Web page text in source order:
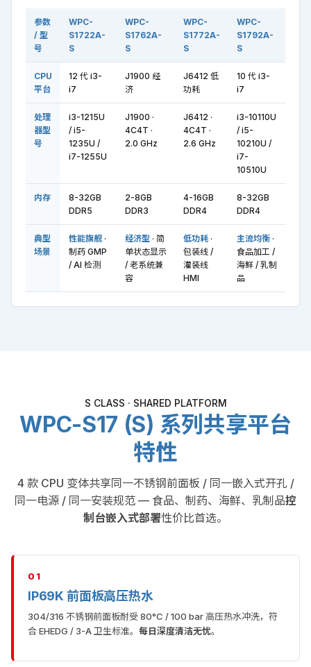
参数
/ 型
号
WPC-
S1722A-
S
WPC-
S1762A-
S
WPC-
S1772A-
S
WPC-
S1792A-
S
CPU
平台
12 代 i3-
i7
J1900 经
济
J6412 低
功耗
10 代 i3-
i7
处理
器型
号
i3-1215U
/ i5-
1235U /
i7-1255U
J1900 ·
4C4T ·
2.0 GHz
J6412 ·
4C4T ·
2.6 GHz
i3-10110U
/ i5-
10210U /
i7-
10510U
内存
8-32GB
DDR5
2-8GB
DDR3
4-16GB
DDR4
8-32GB
DDR4
典型
场景
性能旗舰·
制药 GMP
/ AI 检测
经济型 · 简
单状态显示
/ 老系统兼
容
低功耗 ·
包装线 /
灌装线
HMI
主流均衡 ·
食品加工 /
海鲜 / 乳制
品
S CLASS · SHARED PLATFORM
WPC-S17 (S) 系列共享平台
特性
4 款 CPU 变体共享同一不锈钢前面板 / 同一嵌入式开孔 /
同一电源 / 同一安装规范 — 食品、制药、海鲜、乳制品控
制台嵌入式部署性价比首选。
01
IP69K 前面板高压热水
304/316 不锈钢前面板耐受 80°C / 100 bar 高压热水冲洗，符
合 EHEDG / 3-A 卫生标准。 每日深度清洁无忧。